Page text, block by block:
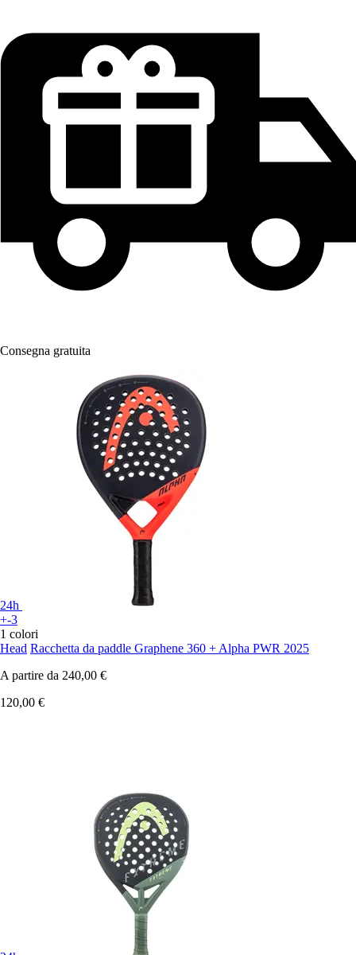
Consegna gratuita
24h
+-3
1 colori
Head Racchetta da paddle Graphene 360 + Alpha PWR 2025
A partire da 240,00 €
120,00 €